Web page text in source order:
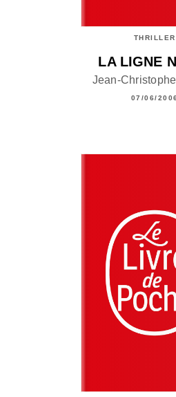
THRILLER
LA LIGNE
Jean-
07/06/2006